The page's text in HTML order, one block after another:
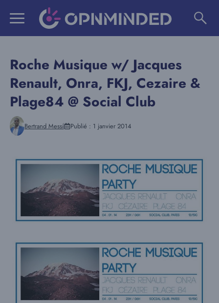
Roche Musique w/ Jacques
Renault, Onra, FKJ, Cezaire &
Plage84 @ Social Club
Bertrand Messi Publié : 1 janvier 2014